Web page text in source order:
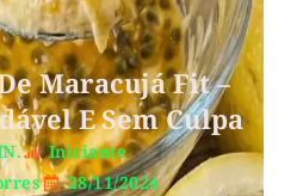
Maracujá Fit –
E Sem Culpa
Iniciante
28/11/2024